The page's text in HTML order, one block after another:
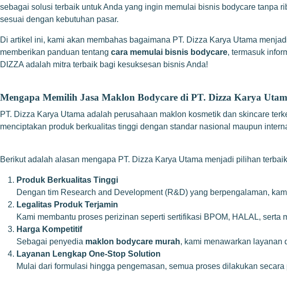
sebagai solusi terbaik untuk Anda yang ingin memulai bisnis bodycare tanpa
sesuai dengan kebutuhan pasar.
Di artikel ini, kami akan membahas bagaimana PT. Dizza Karya Utama
memberikan panduan tentang cara memulai bisnis bodycare, termasuk
DIZZA adalah mitra terbaik bagi kesuksesan bisnis Anda!
Mengapa Memilih Jasa Maklon Bodycare di PT. Dizza Karya
PT. Dizza Karya Utama adalah perusahaan maklon kosmetik dan skincare
menciptakan produk berkualitas tinggi dengan standar nasional maupun
Berikut adalah alasan mengapa PT. Dizza Karya Utama menjadi pilihan
Produk Berkualitas Tinggi
Dengan tim Research and Development (R&D) yang berpengalaman,
Legalitas Produk Terjamin
Kami membantu proses perizinan seperti sertifikasi BPOM, HALAL,
Harga Kompetitif
Sebagai penyedia maklon bodycare murah, kami menawarkan layanan
Layanan Lengkap One-Stop Solution
Mulai dari formulasi hingga pengemasan, semua proses dilakukan